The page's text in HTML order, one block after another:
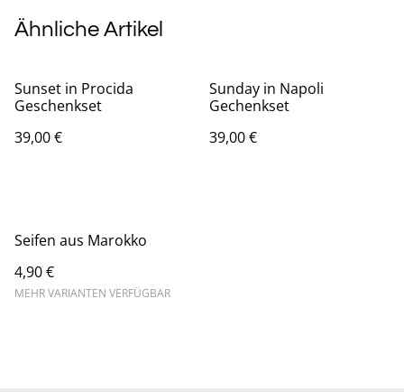
Ähnliche Artikel
Sunset in Procida
Geschenkset
39,00 €
Sunday in Napoli
Gechenkset
39,00 €
Seifen aus Marokko
4,90 €
MEHR VARIANTEN VERFÜGBAR